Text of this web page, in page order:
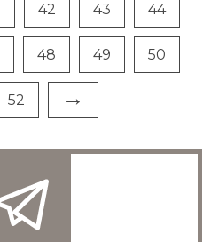
42 43 44
48 49 50
52 →